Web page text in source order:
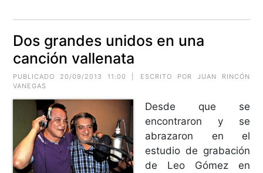
Dos grandes unidos en una
canción vallenata
PUBLICADO 20/09/2013 11:00 | ESCRITO POR JUAN RINCÓN
VANEGAS
Desde que se
encontraron y se
abrazaron en el
estudio de grabación
de Leo Gómez en